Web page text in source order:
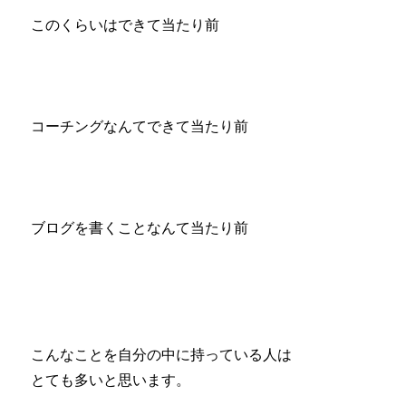
このくらいはできて当たり前
コーチングなんてできて当たり前
ブログを書くことなんて当たり前
こんなことを自分の中に持っている人は
とても多いと思います。